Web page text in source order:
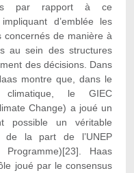
par rapport à ce
d’emblée les
concernés de manière à
au sein des structures
des décisions. Dans
montre que, dans le
climatique, le GIEC
Change) a joué un
un véritable
de la part de l’UNEP
Haas
joué par le consensus